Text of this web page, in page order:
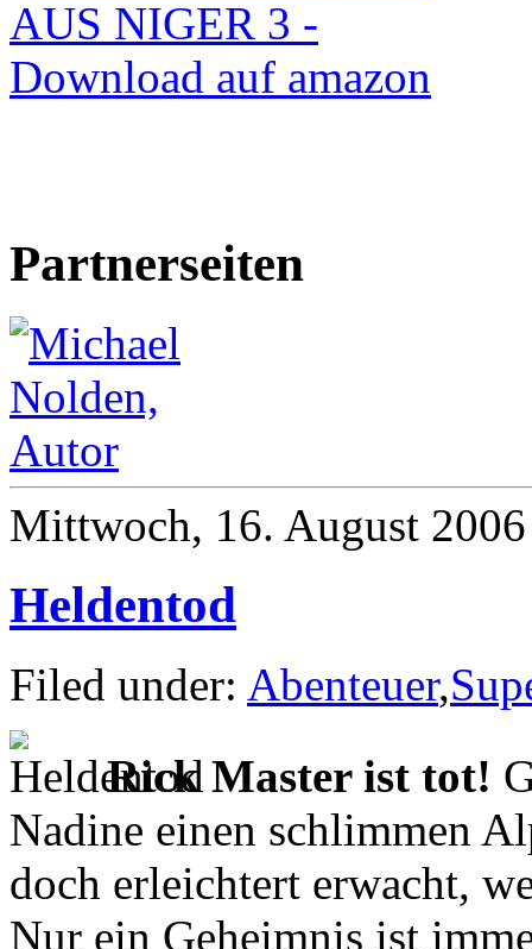
Partnerseiten
Mittwoch, 16. August 2006
Heldentod
Filed under: Abenteuer,
Rick Master ist tot!
Nadine einen schlimmen
doch erleichtert erwacht,
Nur ein Geheimnis ist